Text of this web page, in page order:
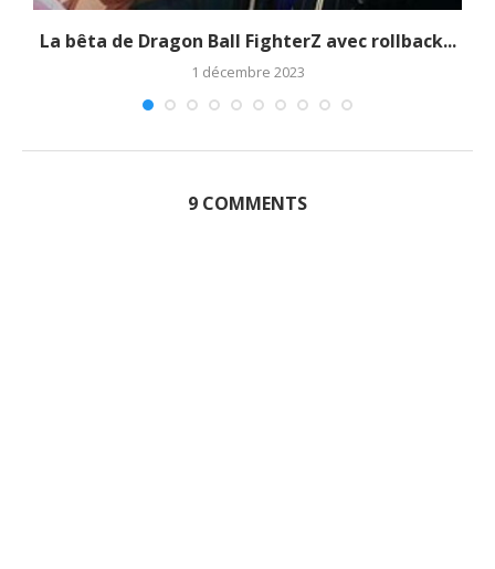
La bêta de Dragon Ball FighterZ avec rollback...
1 décembre 2023
9 COMMENTS